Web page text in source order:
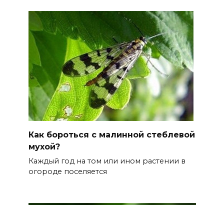
Как бороться с малинной стеблевой
мухой?
Каждый год на том или ином растении в
огороде поселяется